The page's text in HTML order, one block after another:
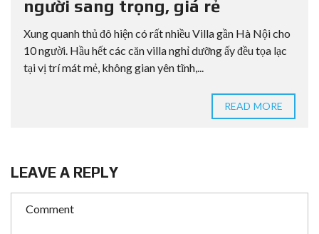
người sang trọng, giá rẻ
Xung quanh thủ đô hiện có rất nhiều Villa gần Hà Nội cho
10 người. Hầu hết các căn villa nghỉ dưỡng ấy đều tọa lạc
tại vị trí mát mẻ, không gian yên tĩnh,...
READ MORE
LEAVE A REPLY